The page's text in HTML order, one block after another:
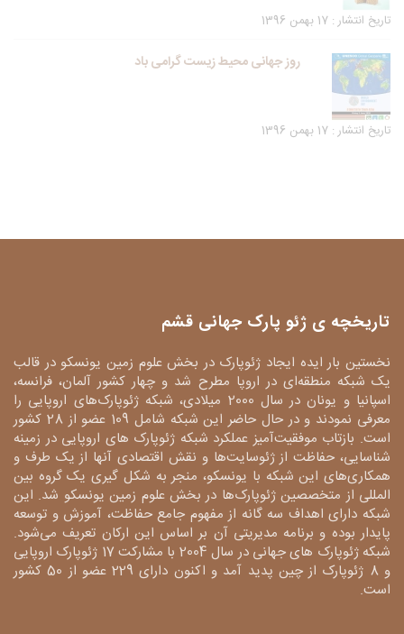
تاریخ انتشار : 17 بهمن 1396
روز جهانی محیط زیست گرامی باد
تاریخ انتشار : 17 بهمن 1396
تاریخچه ی ژئو پارک جهانی قشم
نخستین بار ایده ایجاد ژئوپارک در بخش علوم زمین یونسکو در قالب
یک شبکه منطقه‌ای در اروپا مطرح شد و چهار کشور آلمان، فرانسه،
اسپانیا و یونان در سال 2000 میلادی، شبکه ژئوپارک‌های اروپایی را
معرفی نمودند و در حال حاضر این شبکه شامل 109 عضو از 28 کشور
است. بازتاب موفقیت‌آمیز عملکرد شبکه ژئوپارک های اروپایی در زمینه
شناسایی، حفاظت از ژئوسایت‌ها و نقش اقتصادی آنها از یک طرف و
همکاری‌های این شبکه با یونسکو، منجر به شکل گیری یک گروه بین
المللی از متخصصین ژئوپارک‌ها در بخش علوم زمین یونسکو شد. این
شبکه دارای اهداف سه گانه از مفهوم جامع حفاظت، آموزش و توسعه
پایدار بوده و برنامه مدیریتی آن بر اساس این ارکان تعریف می‌شود.
شبکه ژئوپارک های جهانی در سال 2004 با مشارکت 17 ژئوپارک اروپایی
و 8 ژئوپارک از چین پدید آمد و اکنون دارای 229 عضو از 50 کشور
است.